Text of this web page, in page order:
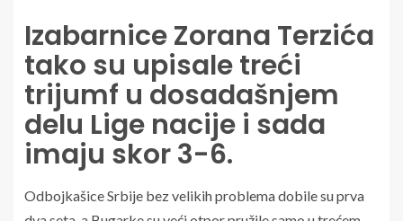
Izabarnice Zorana Terzića
tako su upisale treći
trijumf u dosadašnjem
delu Lige nacije i sada
imaju skor 3-6.
Odbojkašice Srbije bez velikih problema dobile su prva